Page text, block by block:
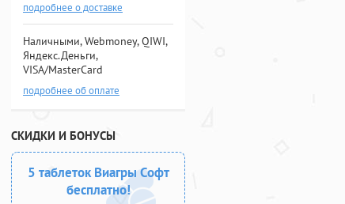
подробнее о доставке
Наличными, Webmoney, QIWI,
Яндекс.Деньги,
VISA/MasterCard
подробнее об оплате
СКИДКИ И БОНУСЫ
5 таблеток Виагры Софт
бесплатно!